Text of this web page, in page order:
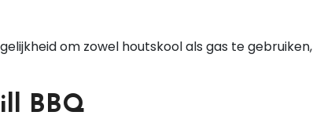
om zowel houtskool als gas te gebruiken,
BBQ